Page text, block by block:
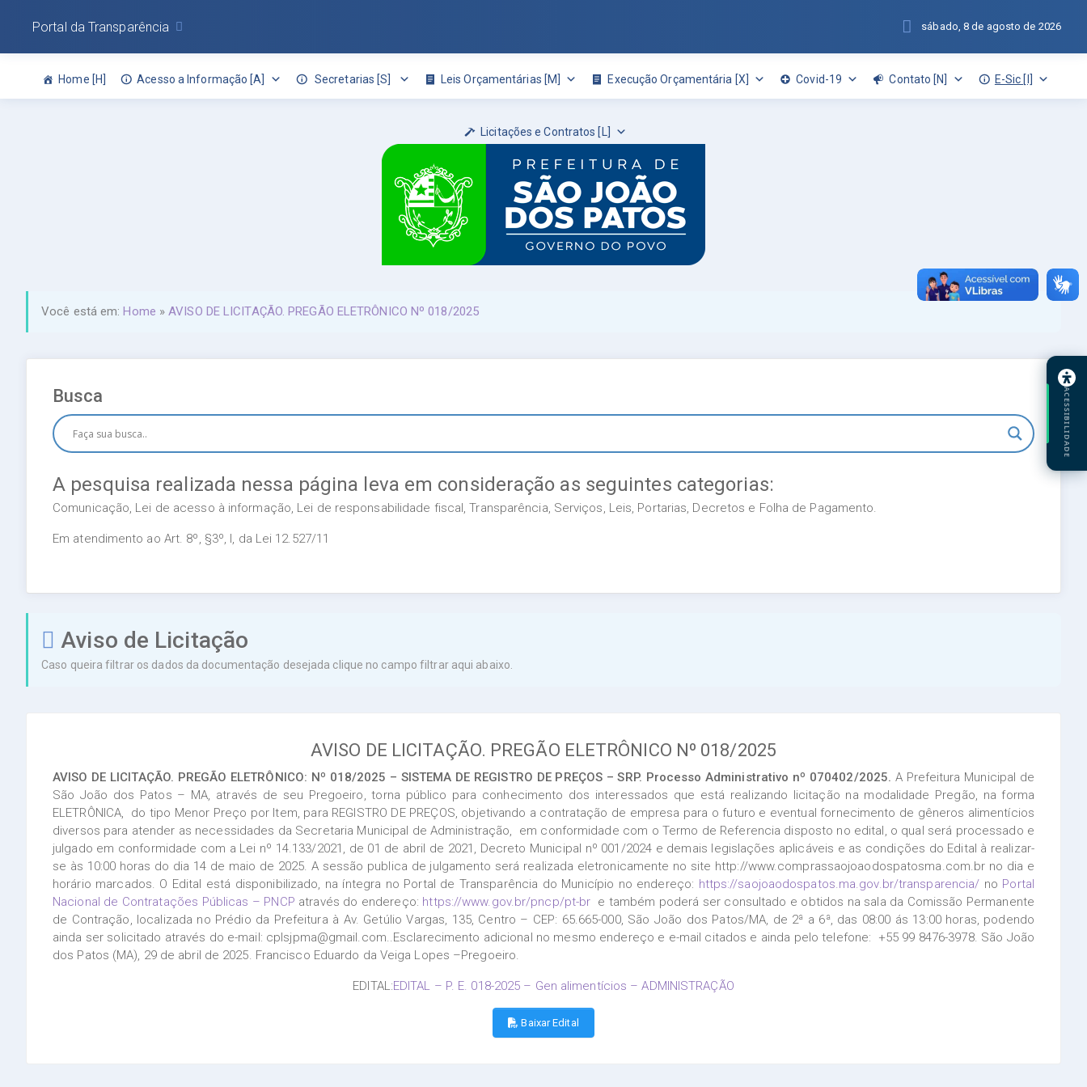
Home [H] Acesso a Informação [A] Secretarias [S] Leis Orçamentárias [M] Execução Orçamentária [X] Covid-19 Contato [N] E-Sic [I]
Licitações e Contratos [L]
Portal da Transparência sábado, 8 de agosto de 2026
Você está em:Home »AVISO DE LICITAÇÃO. PREGÃO ELETRÔNICO Nº 018/2025
Busca
A pesquisa realizada nessa página leva em consideração as seguintes categorias:
Comunicação, Lei de acesso à informação, Lei de responsabilidade fiscal, Transparência, Serviços, Leis, Portarias, Decretos e Folha de Pagamento.
Em atendimento ao Art. 8º, §3º, I, da Lei 12.527/11
Aviso de Licitação
Caso queira filtrar os dados da documentação desejada clique no campo filtrar aqui abaixo.
AVISO DE LICITAÇÃO. PREGÃO ELETRÔNICO Nº 018/2025
AVISO DE LICITAÇÃO. PREGÃO ELETRÔNICO: Nº 018/2025 – SISTEMA DE REGISTRO DE PREÇOS – SRP. Processo Administrativo nº 070402/2025. A Prefeitura Municipal de
São João dos Patos – MA, através de seu Pregoeiro, torna público para conhecimento dos interessados que está realizando licitação na modalidade Pregão, na forma
ELETRÔNICA, do tipo Menor Preço por Item, para REGISTRO DE PREÇOS, objetivando a contratação de empresa para o futuro e eventual fornecimento de gêneros alimentícios
diversos para atender as necessidades da Secretaria Municipal de Administração, em conformidade com o Termo de Referencia disposto no edital, o qual será processado e
julgado em conformidade com a Lei nº 14.133/2021, de 01 de abril de 2021, Decreto Municipal nº 001/2024 e demais legislações aplicáveis e as condições do Edital à realizar-
se às 10:00 horas do dia 14 de maio de 2025. A sessão publica de julgamento será realizada eletronicamente no site http://www.comprassaojoaodospatosma.com.br no dia e
horário marcados. O Edital está disponibilizado, na íntegra no Portal de Transparência do Município no endereço: https://saojoaodospatos.ma.gov.br/transparencia/ no Portal
Nacional de Contratações Públicas – PNCP através do endereço: https://www.gov.br/pncp/pt-br e também poderá ser consultado e obtidos na sala da Comissão Permanente
de Contração, localizada no Prédio da Prefeitura à Av. Getúlio Vargas, 135, Centro – CEP: 65.665-000, São João dos Patos/MA, de 2ª a 6ª, das 08:00 ás 13:00 horas, podendo
ainda ser solicitado através do e-mail: cplsjpma@gmail.com..Esclarecimento adicional no mesmo endereço e e-mail citados e ainda pelo telefone: +55 99 8476-3978. São João
dos Patos (MA), 29 de abril de 2025. Francisco Eduardo da Veiga Lopes –Pregoeiro.
EDITAL:EDITAL – P. E. 018-2025 – Gen alimentícios – ADMINISTRAÇÃO
Baixar Edital
ACESSIBILIDADE